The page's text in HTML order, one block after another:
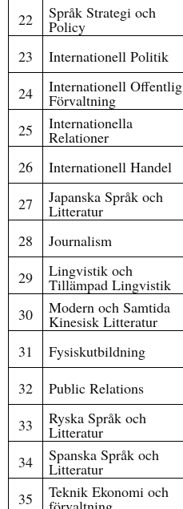
22
Språk Strategi och
Policy
23
Internationell Politik
24
Internationell Offentlig
Förvaltning
25
Internationella
Relationer
26
Internationell Handel
27
Japanska Språk och
Litteratur
28
Journalism
29
Lingvistik och
Tillämpad Lingvistik
30
Modern och Samtida
Kinesisk Litteratur
31
Fysiskutbildning
32
Public Relations
33
Ryska Språk och
Litteratur
34
Spanska Språk och
Litteratur
35
Teknik Ekonomi och